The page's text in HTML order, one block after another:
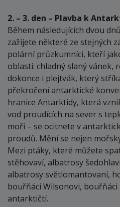
2. – 3. den – Plavba k
Během následujících dvou
zažijete některé ze stejných
polární průzkumníci, kteří
oblasti: chladný slaný vánek,
dokonce i plejtvák, který
překročení antarktické
hranice Antarktidy, která
vod proudících na sever s
moři – se ocitnete v
proudů. Mění se nejen
Mezi ptáky, které můžete
stěhovaví, albatrosy
albatrosy světlomantovaní,
bouřňáci Wilsonovi,
antarktičtí.